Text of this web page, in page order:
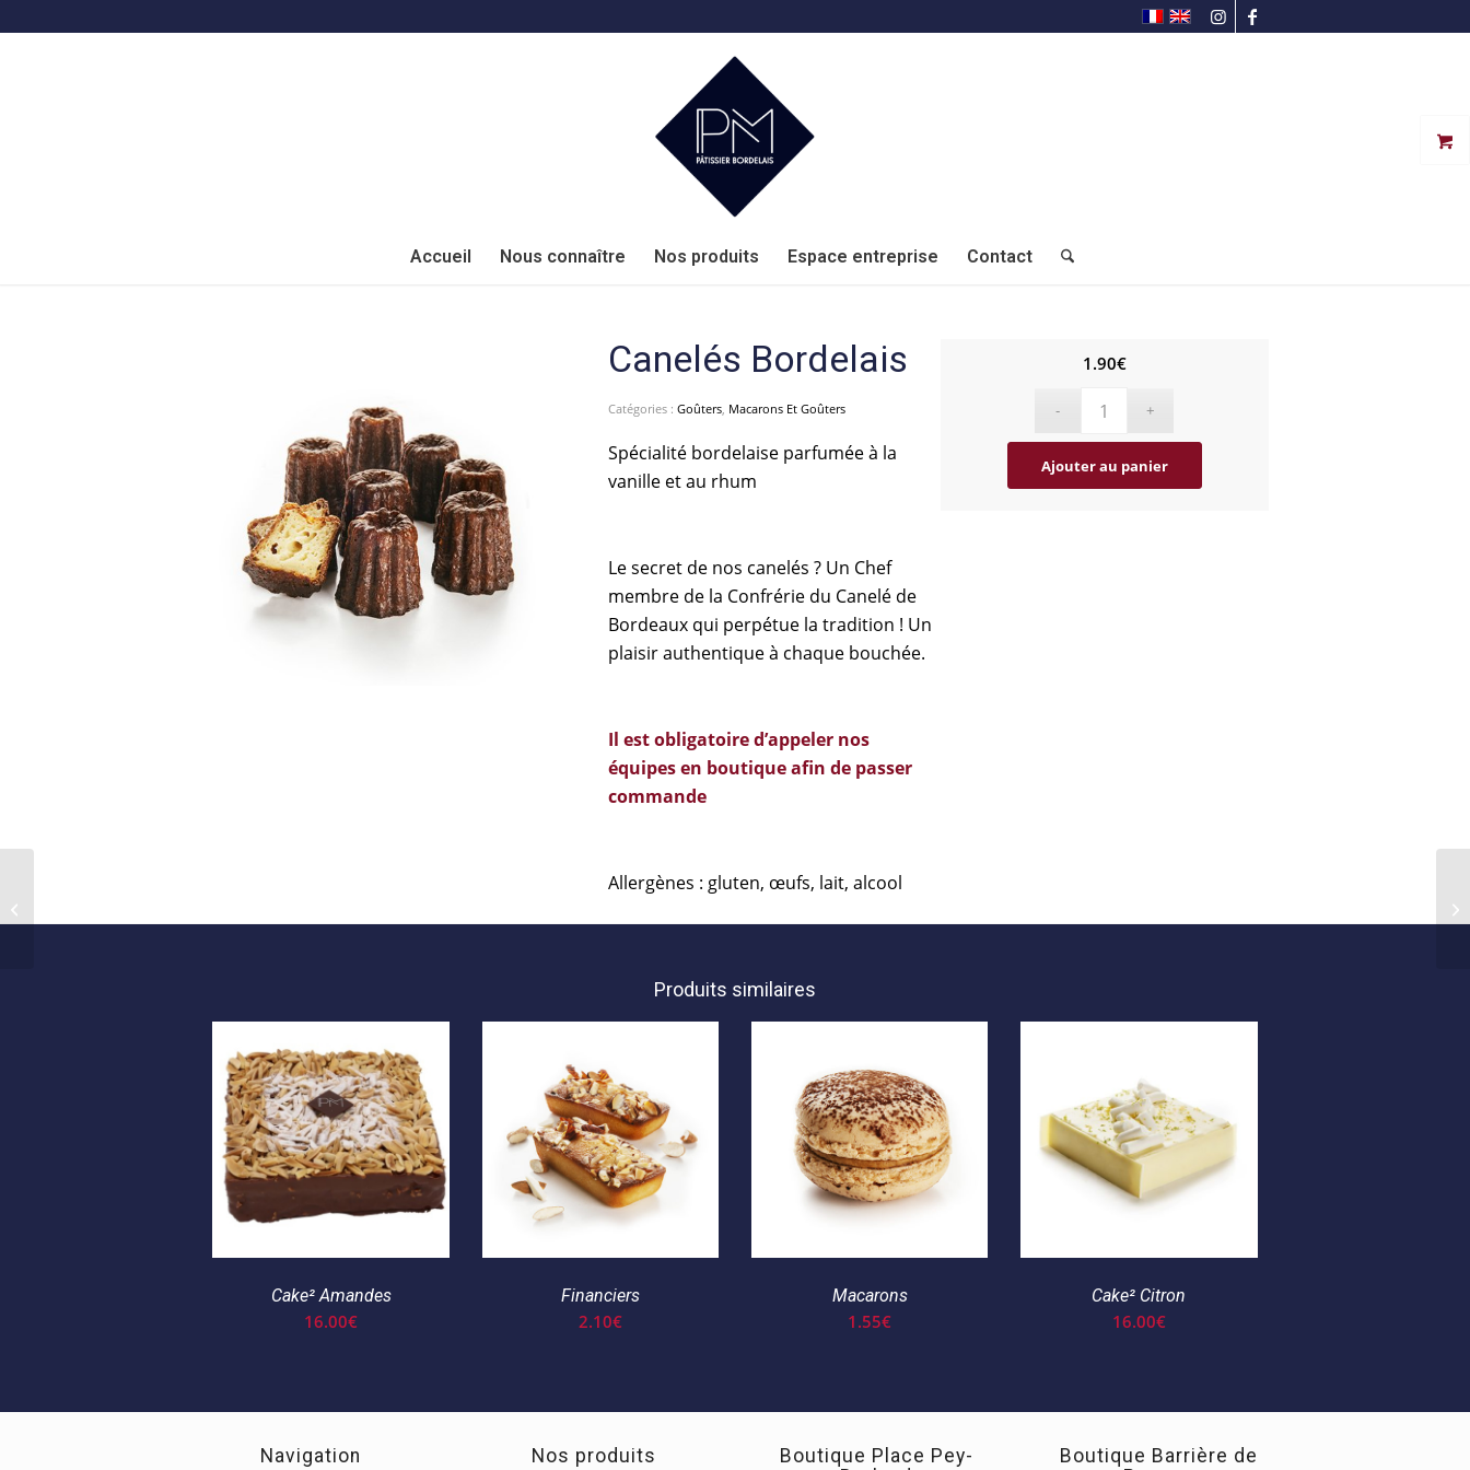
Accueil Nous connaître Nos produits Espace entreprise Contact
Canelés Bordelais
Catégories :Goûters, Macarons Et Goûters
Spécialité bordelaise parfumée à la
vanille et au rhum
Le secret de nos canelés ? Un Chef
membre de la Confrérie du Canelé de
Bordeaux qui perpétue la tradition ! Un
plaisir authentique à chaque bouchée.
Il est obligatoire d’appeler nos
équipes en boutique afin de passer
commande
Allergènes : gluten, œufs, lait, alcool
1.90€
Ajouter au panier
Produits similaires
Cake² Amandes
16.00€
Financiers
2.10€
Macarons
1.55€
Cake² Citron
16.00€
Navigation Nos produits
Boutique Place Pey-
Boutique Barrière de